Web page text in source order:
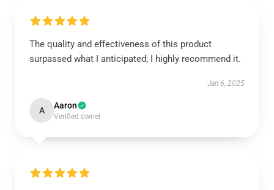
The quality and effectiveness of this product
surpassed what I anticipated; I highly recommend it.
Jan 6, 2025
A Aaron
Verified owner